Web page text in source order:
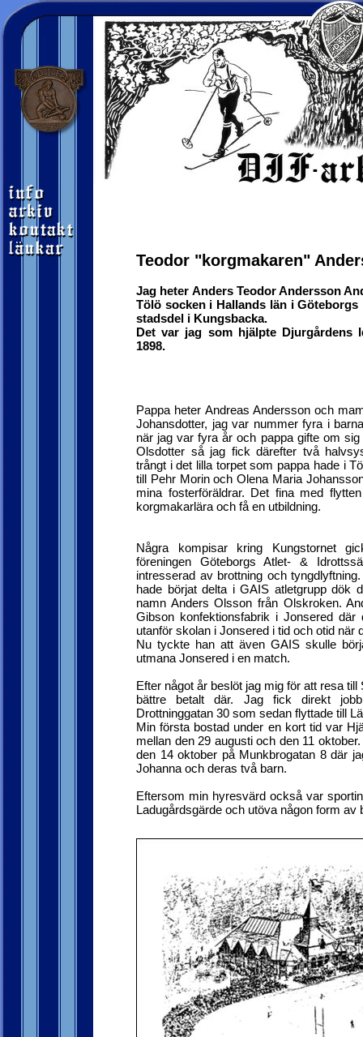
Teodor "korgmakaren"
Jag heter Anders Teodor Andersson
Tölö socken i Hallands län i
stadsdel i Kungsbacka.
Det var jag som hjälpte
1898.
Pappa heter Andreas Andersson och
Johansdotter, jag var nummer fyra i
när jag var fyra år och pappa gifte om
Olsdotter så jag fick därefter två
trångt i det lilla torpet som pappa hade i
till Pehr Morin och Olena Maria
mina fosterföräldrar. Det fina med
korgmakarlära och få en utbildning.
Några kompisar kring Kungstornet
föreningen Göteborgs Atlet- &
intresserad av brottning och
hade börjat delta i GAIS atletgrupp dök
namn Anders Olsson från Olskroken.
Gibson konfektionsfabrik i Jonsered
utanför skolan i Jonsered i tid och otid när
Nu tyckte han att även GAIS skulle
utmana Jonsered i en match.
Efter något år beslöt jag mig för att resa
bättre betalt där. Jag fick direkt
Drottninggatan 30 som sedan flyttade till
Min första bostad under en kort tid var
mellan den 29 augusti och den 11
den 14 oktober på Munkbrogatan 8 där
Johanna och deras två barn.
Eftersom min hyresvärd också var
Ladugårdsgärde och utöva någon form av